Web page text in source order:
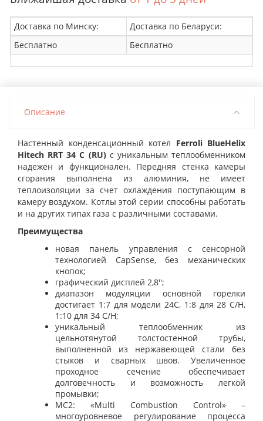
Доставка по Минску:
Доставка по Беларуси:
Бесплатно
Бесплатно
Описание
Настенный конденсационный котел Ferroli BlueHelix
Hitech RRT 34 C (RU)с уникальным теплообменником
надежен и функционален. Передняя стенка камеры
сгорания выполнена из алюминия, не имеет
теплоизоляции за счет охлаждения поступающим в
камеру воздухом. Котлы этой серии способны работать
и на других типах газа с различными составами.
Преимущества
новая панель управления с сенсорной
технологией CapSense, без механических
кнопок;
графический дисплей 2,8'';
диапазон модуляции основной горелки
достигает 1:7 для модели 24С, 1:8 для 28 С/H,
1:10 для 34 С/H;
уникальный теплообменник из
цельнотянутой толстостенной трубы,
выполненной из нержавеющей стали без
стыков и сварных швов. Увеличенное
проходное сечение обеспечивает
долговечность и возможность легкой
промывки;
MC2: «Multi Combustion Control» –
многоуровневое регулирование процесса